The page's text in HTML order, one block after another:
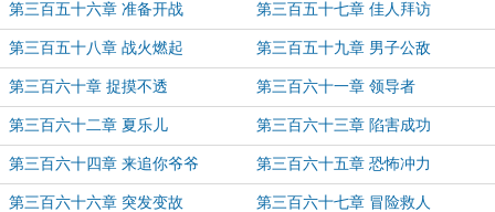
第三百五十六章 准备开战 第三百五十七章 佳人拜访
第三百五十八章 战火燃起 第三百五十九章 男子公敌
第三百六十章 捉摸不透 第三百六十一章 领导者
第三百六十二章 夏乐儿 第三百六十三章 陷害成功
第三百六十四章 来追你爷爷 第三百六十五章 恐怖冲力
第三百六十六章 突发变故 第三百六十七章 冒险救人